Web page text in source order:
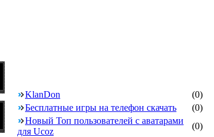
KlanDon
(0)
Бесплатные игры на телефон скачать
(0)
Новый Топ пользователей с аватарами
для Ucoz
(0)